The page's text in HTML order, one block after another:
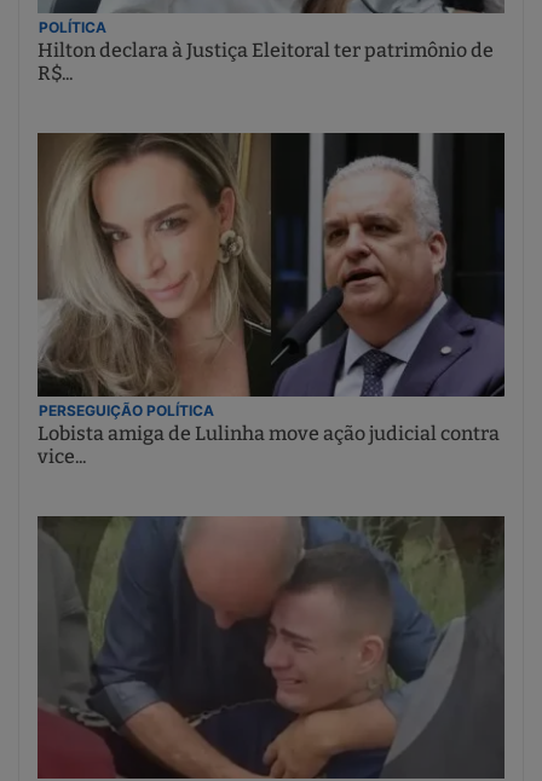
POLÍTICA
Hilton declara à Justiça Eleitoral ter patrimônio de
R$...
PERSEGUIÇÃO POLÍTICA
Lobista amiga de Lulinha move ação judicial contra
vice...